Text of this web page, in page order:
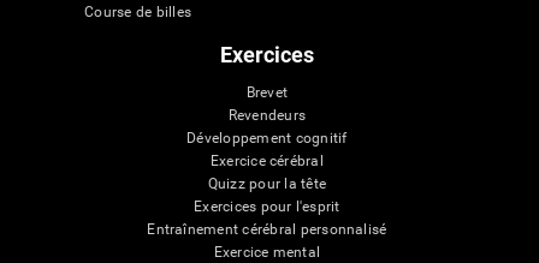
Course de billes
Exercices
Brevet
Revendeurs
Développement cognitif
Exercice cérébral
Quizz pour la tête
Exercices pour l'esprit
Entraînement cérébral personnalisé
Exercice mental